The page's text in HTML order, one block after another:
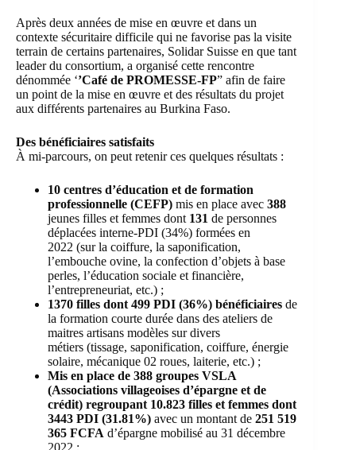
Après deux années de mise en œuvre et dans un
contexte sécuritaire difficile qui ne favorise pas la visite
terrain de certains partenaires, Solidar Suisse en que tant
leader du consortium, a organisé cette rencontre
dénommée ‘’Café de PROMESSE-FP” afin de faire
un point de la mise en œuvre et des résultats du projet
aux différents partenaires au Burkina Faso.
Des bénéficiaires satisfaits
À mi-parcours, on peut retenir ces quelques résultats :
10 centres d’éducation et de formation
professionnelle (CEFP) mis en place avec 388
jeunes filles et femmes dont 131 de personnes
déplacées interne-PDI (34%) formées en
2022 (sur la coiffure, la saponification,
l’embouche ovine, la confection d’objets à base
perles, l’éducation sociale et financière,
l’entrepreneuriat, etc.) ;
1370 filles dont 499 PDI (36%) bénéficiaires de
la formation courte durée dans des ateliers de
maitres artisans modèles sur divers
métiers (tissage, saponification, coiffure, énergie
solaire, mécanique 02 roues, laiterie, etc.) ;
Mis en place de 388 groupes VSLA
(Associations villageoises d’épargne et de
crédit) regroupant 10.823 filles et femmes dont
3443 PDI (31.81%) avec un montant de 251 519
365 FCFA d’épargne mobilisé au 31 décembre
2022 ;